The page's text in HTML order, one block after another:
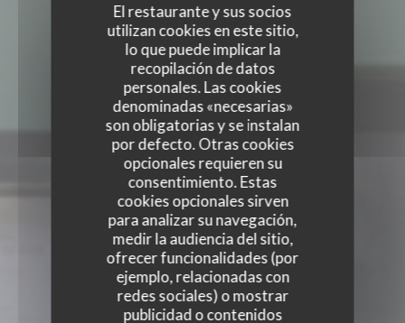
El restaurante y sus socios
utilizan cookies en este sitio,
lo que puede implicar la
recopilación de datos
personales. Las cookies
denominadas «necesarias»
son obligatorias y se instalan
por defecto. Otras cookies
opcionales requieren su
consentimiento. Estas
cookies opcionales sirven
para analizar su navegación,
medir la audiencia del sitio,
ofrecer funcionalidades (por
ejemplo, relacionadas con
redes sociales) o mostrar
publicidad o contenidos